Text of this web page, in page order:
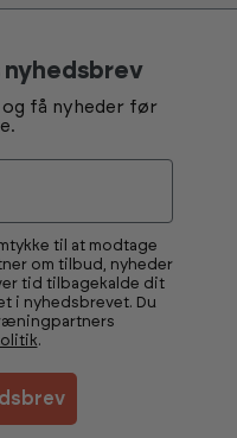
nyhedsbrev
og få nyheder før
til at modtage
om tilbud, nyheder
tid tilbagekalde dit
i nyhedsbrevet. Du
.